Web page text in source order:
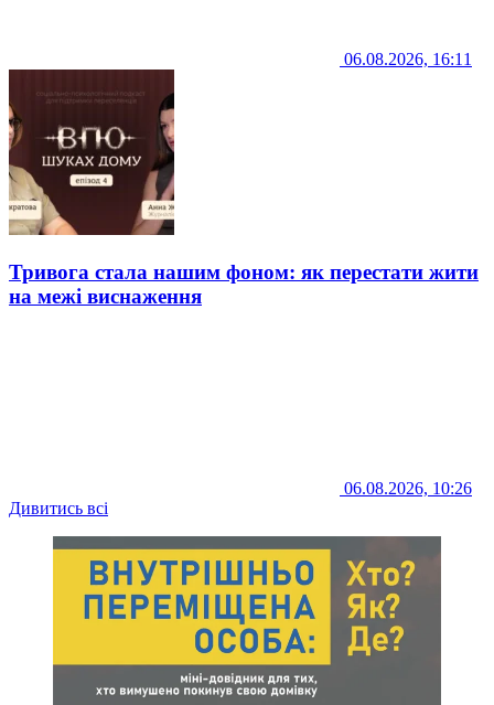
06.08.2026, 16:11
Тривога стала нашим фоном: як перестати жити
на межі виснаження
06.08.2026, 10:26
Дивитись всі